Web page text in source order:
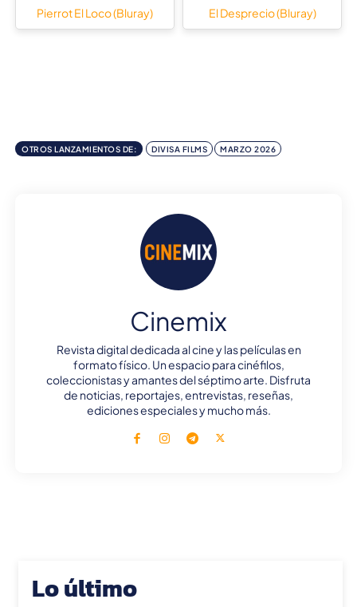
Pierrot El Loco (Bluray) El Desprecio (Bluray)
OTROS LANZAMIENTOS DE: DIVISA FILMS MARZO 2026
Cinemix
Revista digital dedicada al cine y las películas en
formato físico. Un espacio para cinéfilos,
coleccionistas y amantes del séptimo arte. Disfruta
de noticias, reportajes, entrevistas, reseñas,
ediciones especiales y mucho más.
Lo último